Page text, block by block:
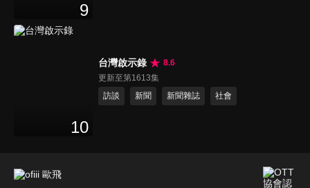
9
10
台灣啟示錄
8.6
更新至第1613集
訪談
新聞 新聞雜誌 社會